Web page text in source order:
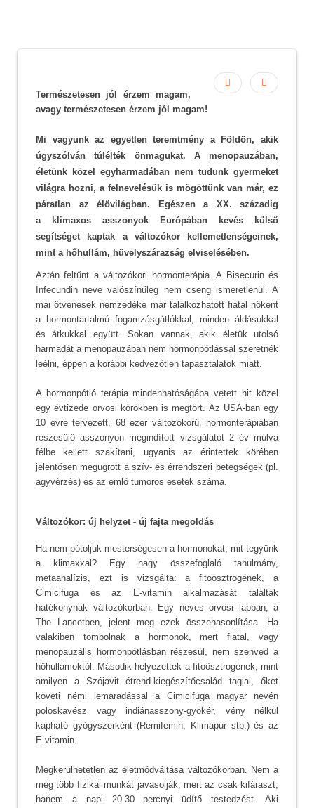
Természetesen jól érzem magam,
avagy természetesen érzem jól magam!
Mi vagyunk az egyetlen teremtmény a Földön, akik
úgyszólván túlélték önmagukat. A menopauzában,
életünk közel egyharmadában nem tudunk gyermeket
világra hozni, a felnevelésük is mögöttünk van már, ez
páratlan az élővilágban. Egészen a XX. századig
a
klimaxos asszonyok Európában kevés külső
segítséget kaptak a változókor kellemetlenségeinek,
mint a hőhullám, hüvelyszárazság elviselésében.
Aztán feltűnt a változókori hormonterápia. A Bisecurin és
Infecundin neve valószínűleg nem cseng ismeretlenül. A
mai ötvenesek nemzedéke már találkozhatott fiatal nőként
a hormontartalmú fogamzásgátlókkal, minden áldásukkal
és átkukkal együtt. Sokan vannak, akik életük utolsó
harmadát a menopauzában nem hormonpótlással szeretnék
leélni, éppen a korábbi kedvezőtlen tapasztalatok miatt.
A hormonpótló terápia mindenhatóságába vetett hit közel
egy évtizede orvosi körökben is megtört. Az USA-ban egy
10 évre tervezett, 68 ezer változókorú, hormonterápiában
részesülő asszonyon megindított vizsgálatot 2 év múlva
félbe kellett szakítani, ugyanis az érintettek körében
jelentősen megugrott a szív- és érrendszeri betegségek (pl.
agyvérzés) és az emlő tumoros esetek száma.
Változókor: új helyzet - új fajta megoldás
Ha nem pótoljuk mesterségesen a hormonokat, mit tegyünk
a klimaxxal? Egy nagy összefoglaló tanulmány,
metaanalízis, ezt is vizsgálta: a fitoösztrogének, a
Cimicifuga és az E-vitamin alkalmazását találták
hatékonynak változókorban. Egy neves orvosi lapban, a
The Lancetben, jelent meg ezek összehasonlítása. Ha
valakiben tombolnak a hormonok, mert fiatal, vagy
menopauzális hormonpótlásban részesül, nem szenved a
hőhullámoktól. Második helyezettek a fitoösztrogének, mint
amilyen a Szójavit étrend-kiegészítőcsalád tagjai, őket
követi némi lemaradással a Cimicifuga magyar nevén
poloskavész vagy indiánasszony-gyökér, vény nélkül
kapható gyógyszerként (Remifemin, Klimapur stb.) és az
E-vitamin.
Megkerülhetetlen az életmódváltása változókorban. Nem a
még több fizikai munkát javasolják, mert az csak kifáraszt,
hanem a napi 20-30 percnyi üdítő testedzést. Aki